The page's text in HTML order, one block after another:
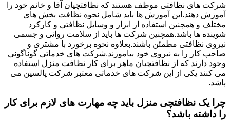
شرکت های نظافتی موظف هستند که نظافتچیان آقا و خانم خود را
آموزش دهند.این آموزش ها باید شامل نحوه نظافت بخش های
مختلف و همچنین استفاده از ابزار و وسایل نظافتی و کارکرد
شوینده ها باشد.همچنین شرکت ها باید از سلامت روانی و جسمی
نیروی نظافتی مطمئن باشند.بعلاوه نحوه برخورد با مشتری و
صاحب کار را به نیروی خود بیاموزند.شرکت های خدماتی گوناگونی
وجود دارند که از نظافتچیان ماهر برای کار نظافت منزل استفاده
می کنند یکی از این شرکت های خدماتی معتبر شرکت پالسین می
باشد.
چرا یک نظافتچی منزل باید چه مهارت های لازم برای کار
را داشته باشد؟